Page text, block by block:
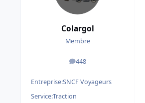
Colargol
Membre
448
messages
Entreprise:SNCF Voyageurs
Service:Traction